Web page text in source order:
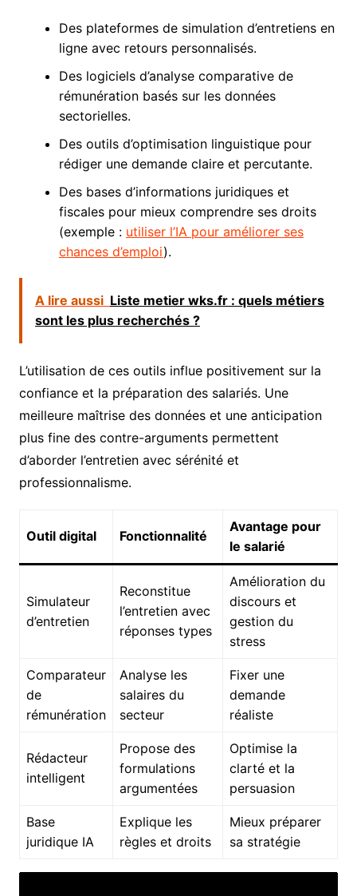
Des plateformes de simulation d’entretiens en
ligne avec retours personnalisés.
Des logiciels d’analyse comparative de
rémunération basés sur les données
sectorielles.
Des outils d’optimisation linguistique pour
rédiger une demande claire et percutante.
Des bases d’informations juridiques et
fiscales pour mieux comprendre ses droits
(exemple : utiliser l’IA pour améliorer ses
chances d’emploi).
A lire aussi Liste metier wks.fr : quels métiers
sont les plus recherchés ?
L’utilisation de ces outils influe positivement sur la
confiance et la préparation des salariés. Une
meilleure maîtrise des données et une anticipation
plus fine des contre-arguments permettent
d’aborder l’entretien avec sérénité et
professionnalisme.
Outil digital Fonctionnalité
Avantage pour
le salarié
Simulateur
d’entretien
Reconstitue
l’entretien avec
réponses types
Amélioration du
discours et
gestion du
stress
Comparateur
de
rémunération
Analyse les
salaires du
secteur
Fixer une
demande
réaliste
Rédacteur
intelligent
Propose des
formulations
argumentées
Optimise la
clarté et la
persuasion
Base
juridique IA
Explique les
règles et droits
Mieux préparer
sa stratégie